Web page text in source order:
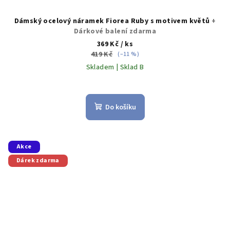
Dámský ocelový náramek Fiorea Ruby s motivem květů +
Dárkové balení zdarma
369 Kč / ks
419 Kč (–11 %)
Skladem | Sklad B
Do košíku
Akce
Dárek zdarma